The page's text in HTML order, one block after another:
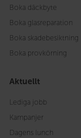
Boka däckbyte
Boka glasreparation
Boka skadebesiktning
Boka provkörning
Aktuellt
Lediga jobb
Kampanjer
Dagens lunch